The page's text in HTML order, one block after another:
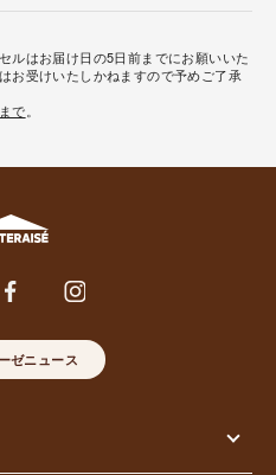
ルはお届け日の5日前までにお願いいた
お受けいたしかねますので予めご了承
で
ゼニュース